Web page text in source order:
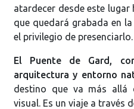
atardecer desde este
que quedará grabada en
el privilegio de presenciarlo.
El Puente de Gard,
arquitectura y entorno
destino que va más allá
visual. Es un viaje a través